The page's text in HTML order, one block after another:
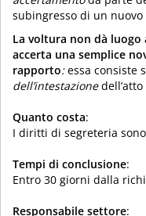
subingresso di un nuovo
La voltura non dà luogo
accerta una semplice
rapporto:essa consiste
dell’intestazione
Quanto costa:
I diritti di segreteria
Tempi di conclusione:
Entro 30 giorni dalla
Responsabile settore: